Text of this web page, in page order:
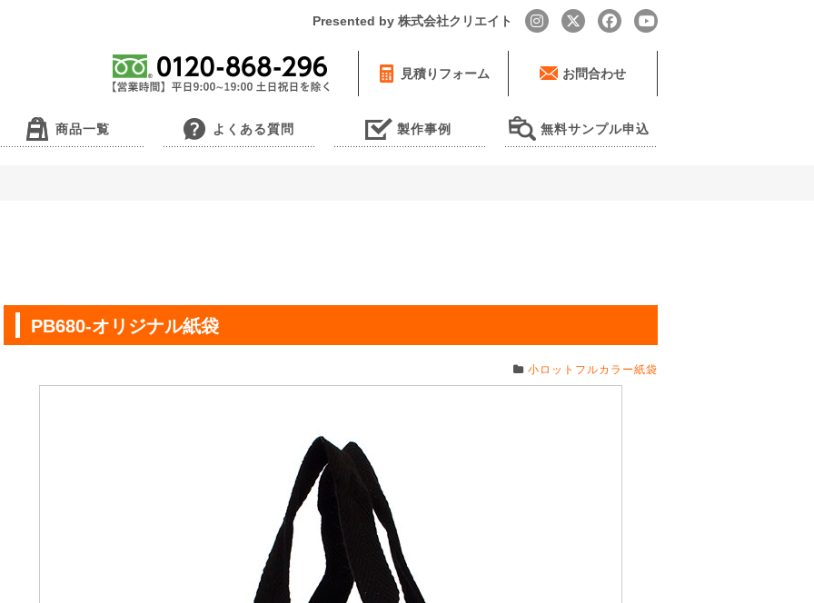
Presented by 株式会社クリエイト
見積りフォーム お問合わせ
商品一覧 よくある質問 製作事例 無料サンプル申込
PB680-オリジナル紙袋
小ロットフルカラー紙袋